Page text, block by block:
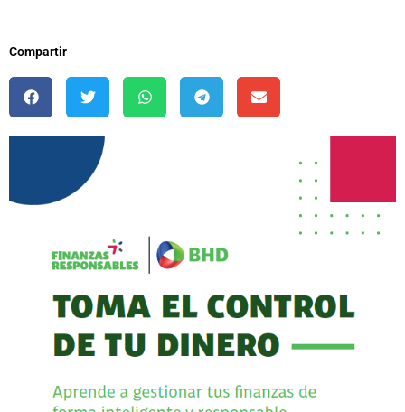
Compartir